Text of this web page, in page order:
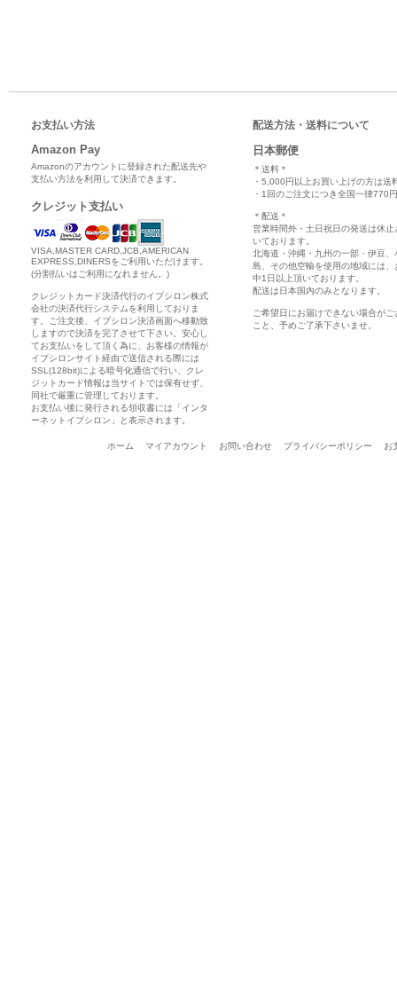
お支払い方法
Amazon Pay
Amazonのアカウントに登録された配送先や
支払い方法を利用して決済できます。
クレジット支払い
VISA,MASTER CARD,JCB,AMERICAN
EXPRESS,DINERSをご利用いただけます。
(分割払いはご利用になれません。)
クレジットカード決済代行のイプシロン株式
会社の決済代行システムを利用しておりま
す。ご注文後、イプシロン決済画面へ移動致
しますので決済を完了させて下さい。安心し
てお支払いをして頂く為に、お客様の情報が
イプシロンサイト経由で送信される際には
SSL(128bit)による暗号化通信で行い、クレ
ジットカード情報は当サイトでは保有せず、
同社で厳重に管理しております。
お支払い後に発行される領収書には「インタ
ーネットイプシロン」と表示されます。
配送方法・送料について
日本郵便
＊送料＊
・5,000円以上お買い上げの方は送
・1回のご注文につき全国一律770
＊配送＊
営業時間外・土日祝日の発送は休止
いております。
北海道・沖縄・九州の一部・伊豆、
島、その他空輸を使用の地域には、
中1日以上頂いております。
配送は日本国内のみとなります。
ご希望日にお届けできない場合がご
こと、予めご了承下さいませ。
ホーム マイアカウント お問い合わせ プライバシーポリシー お